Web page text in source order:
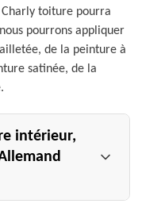
toiture pourra
pourrons appliquer
de la peinture à
satinée, de la
intérieur,